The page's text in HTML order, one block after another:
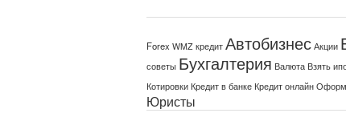
Forex WMZ кредит АвтобизнесАкции
советы Бухгалтерия Валюта Взять
Котировки Кредит в банке Кредит онлайн
Юристы